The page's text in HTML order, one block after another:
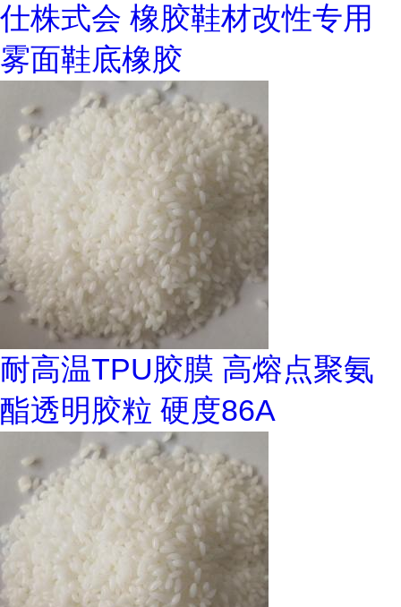
仕株式会 橡胶鞋材改性专用
雾面鞋底橡胶
耐高温TPU胶膜 高熔点聚氨
酯透明胶粒 硬度86A